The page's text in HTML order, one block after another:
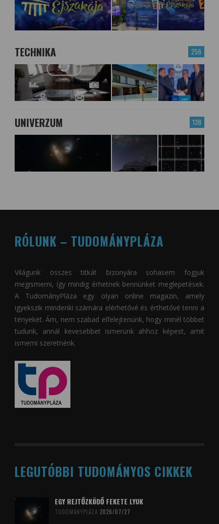
256
TECHNIKA
138
UNIVERZUM
RÓLUNK – TUDOMÁNYPLÁZA
Világunk összes titkát bizonyára sohasem fogjuk
megismerni, így mindig érhetnek bennünket meglepetések.
A TudományPláza egy olyan online magazin, amely
igyekszik mindenki számára elérhetővé és érthetővé tenni a
tényeket. Ám, nem szabad elfelejtenünk, hogy minél többet
tudunk, annál kevesebbet ismerünk ahhoz képest, amit
ismerni szeretnénk.
LEGUTÓBBI TUDOMÁNYOS CIKKEK
EGY REJTŐZKÖDŐ FEKETE LYUK
TUDOMÁNYPLÁZA 2026/07/27